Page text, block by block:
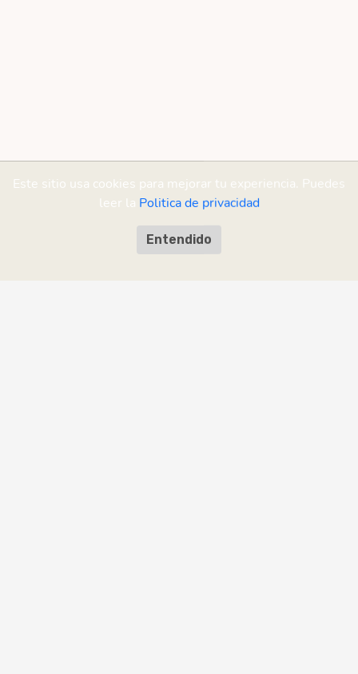
Este sitio usa cookies para mejorar tu experiencia. Puedes
leer la Politica de privacidad
Entendido